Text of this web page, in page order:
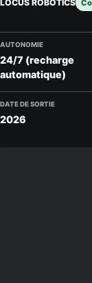
LOCUS ROBOTICS
AUTONOMIE
24/7 (recharge
automatique)
DATE DE SORTIE
2026